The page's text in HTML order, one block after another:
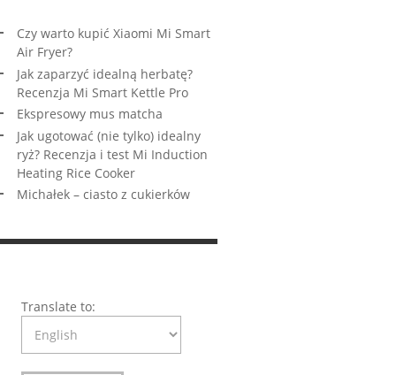
MUS MATCHA
– WYJĄTKOWA
KTÓRĄ MUSICIE
17/08/2019
Czy warto kupić Xiaomi Mi Smart
Air Fryer?
Jak zaparzyć idealną herbatę?
Recenzja Mi Smart Kettle Pro
Ekspresowy mus matcha
Jak ugotować (nie tylko) idealny
ryż? Recenzja i test Mi Induction
Heating Rice Cooker
Michałek – ciasto z cukierków
Translate to: